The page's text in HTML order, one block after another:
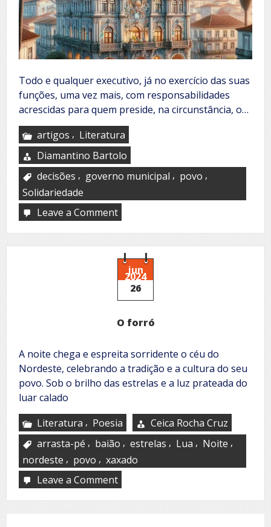
Todo e qualquer executivo, já no exercício das suas
funções, uma vez mais, com responsabilidades
acrescidas para quem preside, na circunstância, o…
artigos , Literatura
Diamantino Bartolo
decisões , governo municipal , povo ,
Solidariedade
Leave a Commenton
municipal
solidário
com
povo
jun
2024
26
O forró
A noite chega e espreita sorridente o céu do
Nordeste, celebrando a tradição e a cultura do seu
povo. Sob o brilho das estrelas e a luz prateada do
luar calado
Literatura , Poesia
Ceica Rocha Cruz
arrasta-pé , baião , estrelas , Lua , Noite ,
nordeste , povo , xaxado
Leave a Commenton
forró